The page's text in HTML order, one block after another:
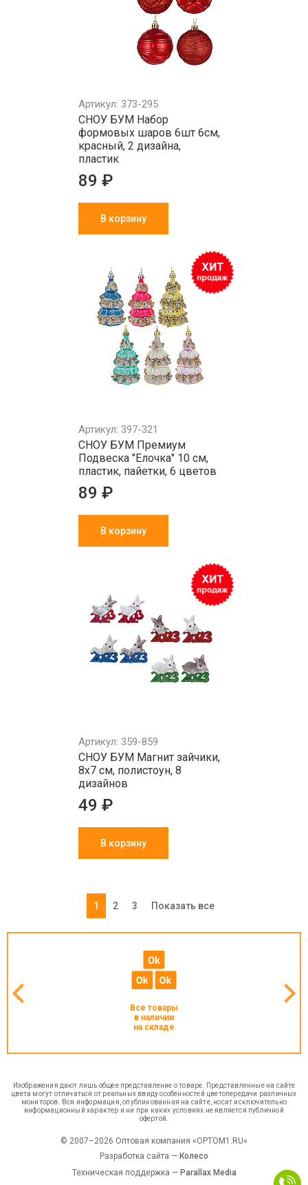
Артикул: 373-295
СНОУ БУМ Набор
формовых шаров 6шт 6см,
красный, 2 дизайна,
пластик
89 ₽
В корзину
Артикул: 397-321
СНОУ БУМ Премиум
Подвеска "Елочка" 10 см,
пластик, пайетки, 6 цветов
89 ₽
В корзину
Артикул: 359-859
СНОУ БУМ Магнит зайчики,
8x7 см, полистоун, 8
дизайнов
49 ₽
В корзину
1 2 3 Показать все
Все товары
в наличии
на складе
Изображения дают лишь общее представление о товаре. Представленные на сайте
цвета могут отличаться от реальных ввиду особенностей цветопередачи различных
мониторов. Вся информация, опубликованная на сайте, носит исключительно
информационный характер и ни при каких условиях не является публичной
офертой.
© 2007–2026 Оптовая компания «OPTOM1.RU»
Разработка сайта — Колесо
Техническая поддержка — Parallax Media